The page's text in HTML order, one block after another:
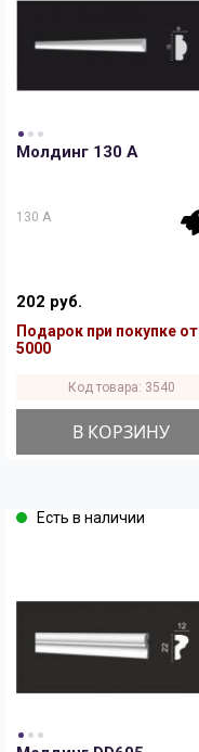
Молдинг 130 A
130 A
202 руб.
Подарок при покупке от
5000
Код товара: 3540
В КОРЗИНУ
Есть в наличии